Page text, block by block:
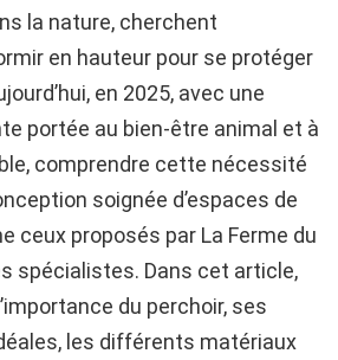
la nature, cherchent
en hauteur pour se protéger
en 2025, avec une
portée au bien-être animal et à
comprendre cette nécessité
soignée d’espaces de
ceux proposés par La Ferme du
spécialistes. Dans cet article,
du perchoir, ses
les différents matériaux